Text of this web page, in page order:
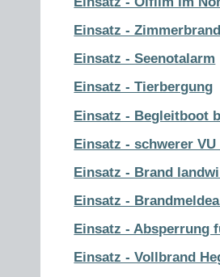
Einsatz -
Einsatz - Seenotalarm
Einsatz - Tierbergung
Einsatz - Begleitboot
Einsatz - schwerer VU
Einsatz - Brand
Einsatz -
Einsatz - Absperrung
Einsatz - Vollbrand